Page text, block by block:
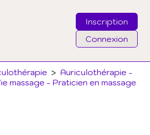
Inscription
Connexion
> Auriculothérapie -
massage - Praticien en massage